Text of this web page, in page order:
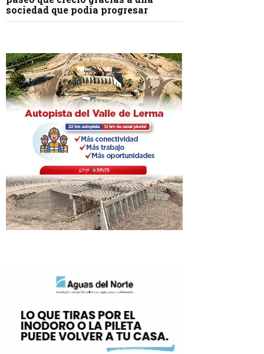
sociedad que podía progresar